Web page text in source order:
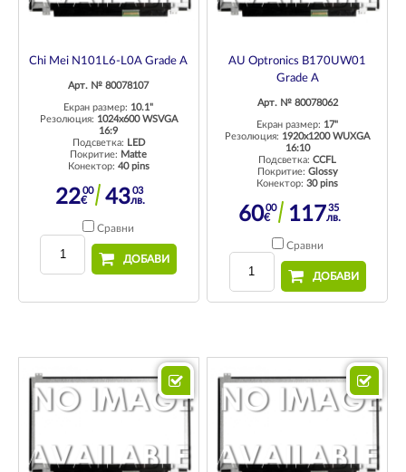
Chi Mei N101L6-L0A Grade A
Арт. № 80078107
Екран размер: 10.1"
Резолюция: 1024x600 WSVGA
16:9
Подсветка: LED
Покритие: Matte
Конектор: 40 pins
2200
€ 4303
лв.
Сравни
ДОБАВИ
AU Optronics B170UW01
Grade A
Арт. № 80078062
Екран размер: 17"
Резолюция: 1920x1200 WUXGA
16:10
Подсветка:CCFL
Покритие: Glossy
Конектор:30 pins
6000
€ 11735
лв.
Сравни
ДОБАВИ